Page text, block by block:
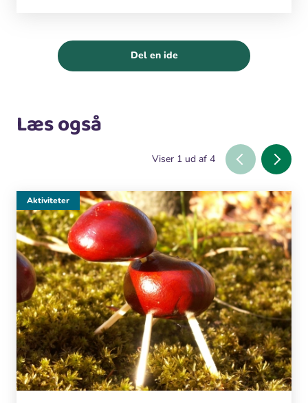
Del en ide
Læs også
Viser 1 ud af 4
Aktiviteter